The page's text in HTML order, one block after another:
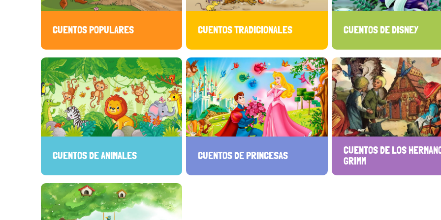
CUENTOS POPULARES CUENTOS TRADICIONALES CUENTOS DE DISNEY
CUENTOS DE ANIMALES CUENTOS DE PRINCESAS
CUENTOS DE LOS
GRIMM